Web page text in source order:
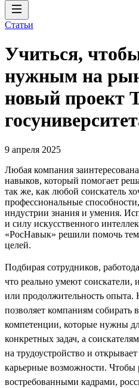
Статьи
Учиться,
нужным на
новый проект
9 апреля 2025
Любая компания
навыков, который помогает
так же, как любой соискатель
профессиональные
индустрии знания и умения.
и силу искусственного
«РосНавык» решили помочь
целей.
Подбирая сотрудников,
что реально умеют
или продолжительность опыта.
позволяет компаниям собирать
компетенции, которые нужны
конкретных задач, а
на трудоустройство и
карьерные возможности.
востребованными кадрами,